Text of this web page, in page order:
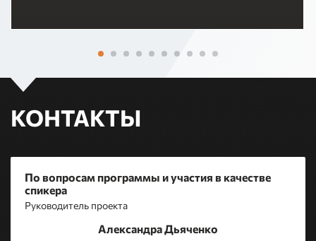
КОНТАКТЫ
По вопросам программы и участия в качестве
спикера
Руководитель проекта
Александра Дьяченко